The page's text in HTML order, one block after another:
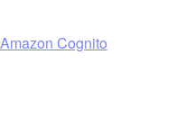
Cognito